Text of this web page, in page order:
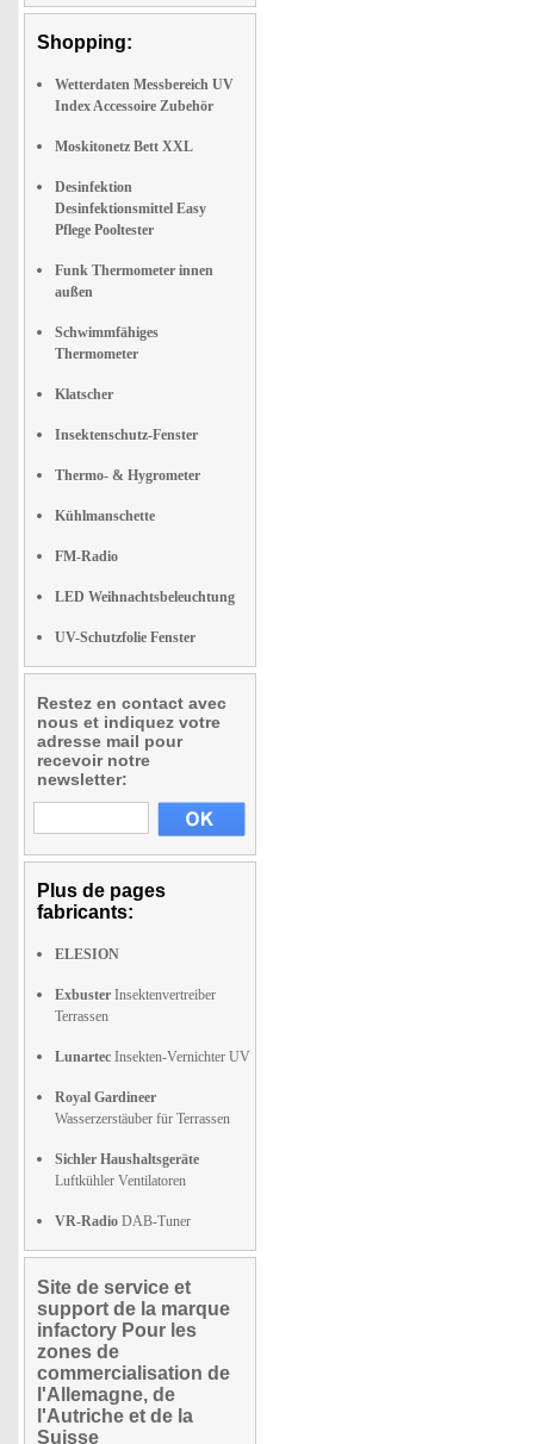
Shopping:
Wetterdaten Messbereich UV
Index Accessoire Zubehör
Moskitonetz Bett XXL
Desinfektion
Desinfektionsmittel Easy
Pflege Pooltester
Funk Thermometer innen
außen
Schwimmfähiges
Thermometer
Klatscher
Insektenschutz-Fenster
Thermo- & Hygrometer
Kühlmanschette
FM-Radio
LED Weihnachtsbeleuchtung
UV-Schutzfolie Fenster
Restez en contact avec
nous et indiquez votre
adresse mail pour
recevoir notre
newsletter:
Plus de pages
fabricants:
ELESION
Exbuster Insektenvertreiber
Terrassen
Lunartec Insekten-Vernichter UV
Royal Gardineer
Wasserzerstäuber für Terrassen
Sichler Haushaltsgeräte
Luftkühler Ventilatoren
VR-Radio DAB-Tuner
Site de service et
support de la marque
infactory Pour les
zones de
commercialisation de
l'Allemagne, de
l'Autriche et de la
Suisse